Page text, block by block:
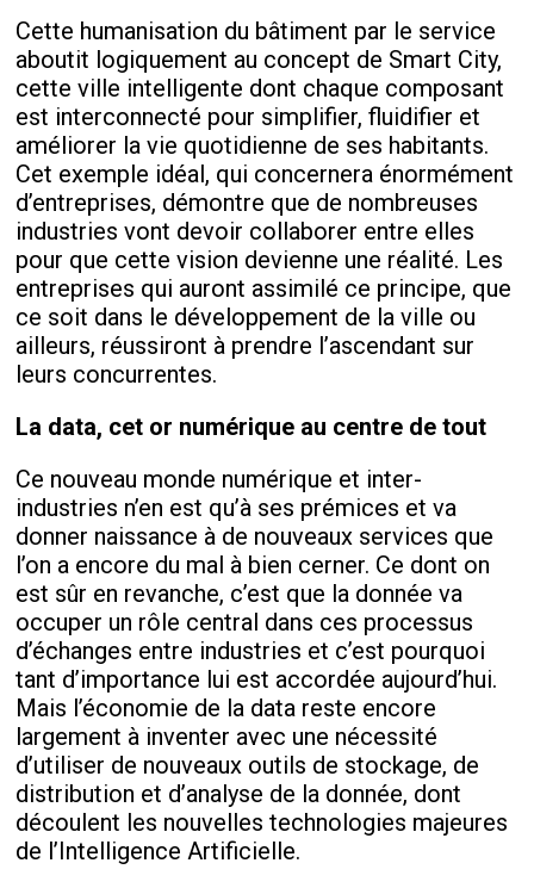
Cette humanisation du bâtiment par le service
aboutit logiquement au concept de Smart City,
cette ville intelligente dont chaque composant
est interconnecté pour simplifier, fluidifier et
améliorer la vie quotidienne de ses habitants.
Cet exemple idéal, qui concernera énormément
d’entreprises, démontre que de nombreuses
industries vont devoir collaborer entre elles
pour que cette vision devienne une réalité. Les
entreprises qui auront assimilé ce principe, que
ce soit dans le développement de la ville ou
ailleurs, réussiront à prendre l’ascendant sur
leurs concurrentes.
La data, cet or numérique au centre de tout
Ce nouveau monde numérique et inter-
industries n’en est qu’à ses prémices et va
donner naissance à de nouveaux services que
l’on a encore du mal à bien cerner. Ce dont on
est sûr en revanche, c’est que la donnée va
occuper un rôle central dans ces processus
d’échanges entre industries et c’est pourquoi
tant d’importance lui est accordée aujourd’hui.
Mais l’économie de la data reste encore
largement à inventer avec une nécessité
d’utiliser de nouveaux outils de stockage, de
distribution et d’analyse de la donnée, dont
découlent les nouvelles technologies majeures
de l’Intelligence Artificielle.